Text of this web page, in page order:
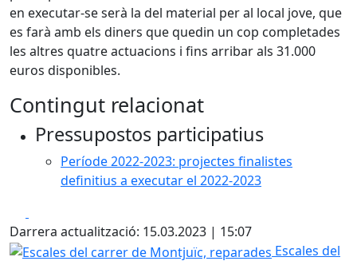
en executar-se serà la del material per al local jove, que
es farà amb els diners que quedin un cop completades
les altres quatre actuacions i fins arribar als 31.000
euros disponibles.
Contingut relacionat
Pressupostos participatius
Període 2022-2023: projectes finalistes
definitius a executar el 2022-2023
Darrera actualització: 15.03.2023 | 15:07
Escales del carrer de Montjuïc, reparades
Escales del